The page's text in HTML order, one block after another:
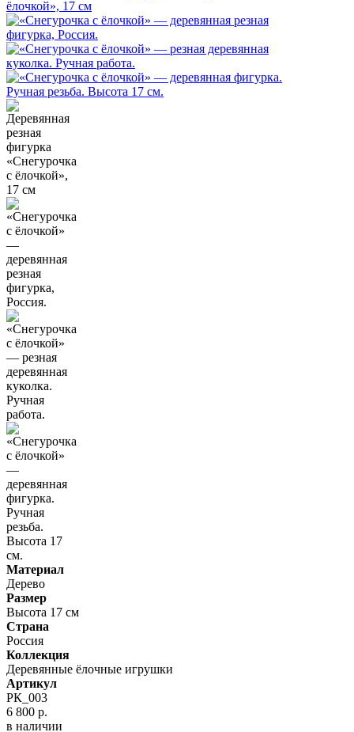
Материал
Дерево
Размер
Высота 17 см
Страна
Россия
Коллекция
Деревянные ёлочные игрушки
Артикул
РК_003
6 800 р.
в наличии